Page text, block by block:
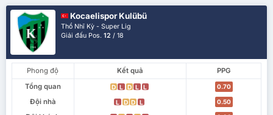
Kocaelispor Kulübü
Thổ Nhĩ Kỳ - Super Lig
Giải đấu Pos.12 / 18
Phong độ Kết quả
PPG
Tổng quan
D L D L L 0.70
Đội nhà L D D L 0.50